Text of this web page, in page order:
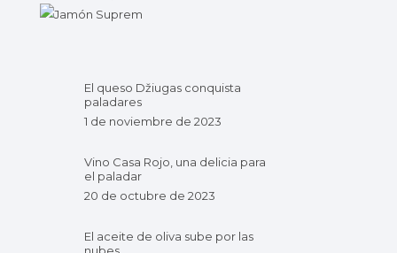
El queso Džiugas conquista
paladares
1 de noviembre de 2023
Vino Casa Rojo, una delicia para
el paladar
20 de octubre de 2023
El aceite de oliva sube por las